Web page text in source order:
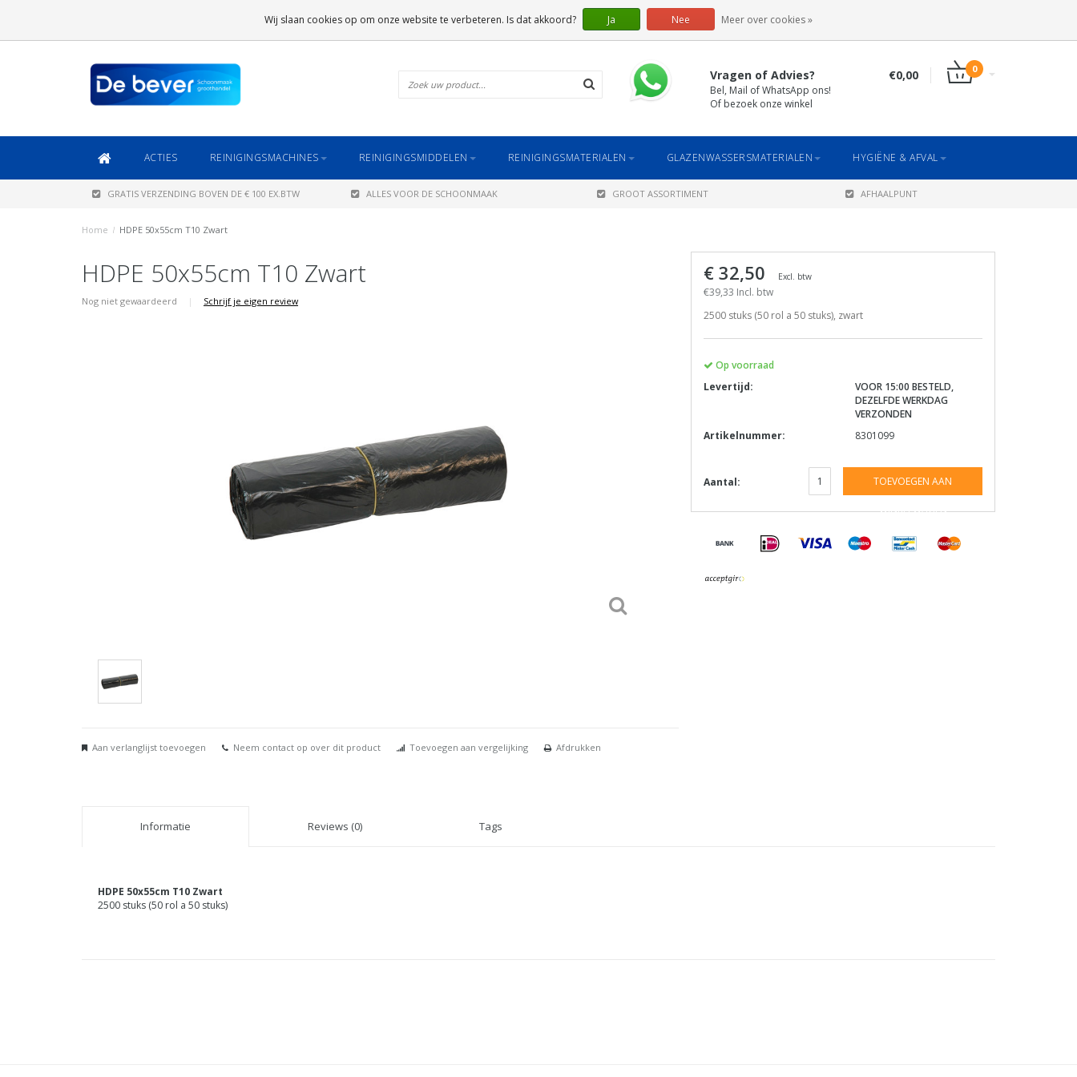
Vragen of Advies?
Bel, Mail of WhatsApp ons!
Of bezoek onze winkel
€0,00 0
ACTIES REINIGINGSMACHINES REINIGINGSMIDDELEN REINIGINGSMATERIALEN GLAZENWASSERSMATERIALEN HYGIËNE & AFVAL
GRATIS VERZENDING BOVEN DE € 100 EX.BTW ALLES VOOR DE SCHOONMAAK GROOT ASSORTIMENT AFHAALPUNT
Home / HDPE 50x55cm T10 Zwart
HDPE 50x55cm T10 Zwart
Nog niet gewaardeerd | Schrijf je eigen review
Aan verlanglijst toevoegen Neem contact op over dit product Toevoegen aan vergelijking Afdrukken
€ 32,50 Excl. btw
€39,33 Incl. btw
2500 stuks (50 rol a 50 stuks), zwart
Op voorraad
Levertijd:
VOOR 15:00 BESTELD,
DEZELFDE WERKDAG
VERZONDEN
Artikelnummer:
8301099
Aantal: TOEVOEGEN AAN
WINKELWAGEN
Informatie Reviews (0) Tags
HDPE 50x55cm T10 Zwart
2500 stuks (50 rol a 50 stuks)
Wij slaan cookies op om onze website te verbeteren. Is dat akkoord? Ja Nee Meer over cookies »